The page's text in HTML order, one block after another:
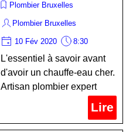
Plombier Bruxelles
Plombier Bruxelles
10 Fév 2020 8:30
L'essentiel à savoir avant
d'avoir un chauffe-eau cher.
Artisan plombier expert
Lire